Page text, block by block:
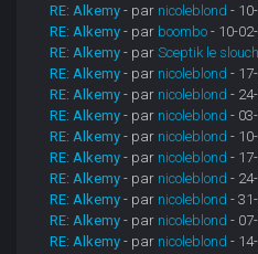
RE: Alkemy - par nicoleblond -
RE: Alkemy - par boombo - 10-
RE: Alkemy - parSceptik le
RE: Alkemy - par nicoleblond -
RE: Alkemy - par nicoleblond -
RE: Alkemy - par nicoleblond -
RE: Alkemy - par nicoleblond -
RE: Alkemy - par nicoleblond -
RE: Alkemy - par nicoleblond -
RE: Alkemy - par nicoleblond -
RE: Alkemy - par nicoleblond -
RE: Alkemy - par nicoleblond -